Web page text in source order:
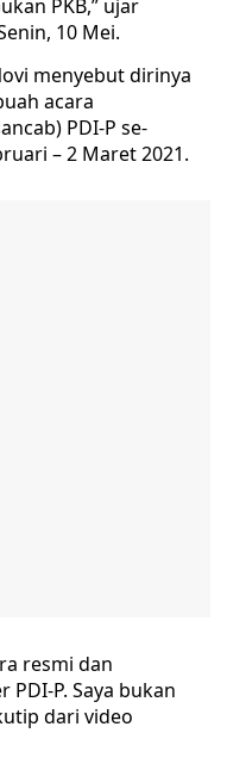
PKB,” ujar
10 Mei.
menyebut dirinya
acara
PDI-P se-
– 2 Maret 2021.
resmi dan
PDI-P. Saya bukan
dari video